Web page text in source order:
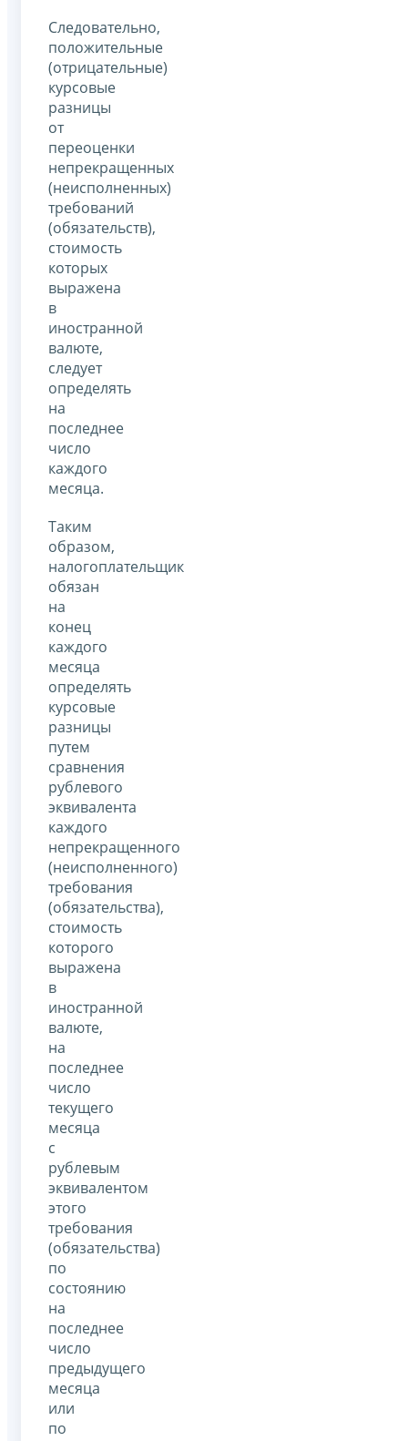
Следовательно,
положительные
(отрицательные)
курсовые
разницы
от
переоценки
непрекращенных
(неисполненных)
требований
(обязательств),
стоимость
которых
выражена
в
иностранной
валюте,
следует
определять
на
последнее
число
каждого
месяца.
Таким
образом,
налогоплательщик
обязан
на
конец
каждого
месяца
определять
курсовые
разницы
путем
сравнения
рублевого
эквивалента
каждого
непрекращенного
(неисполненного)
требования
(обязательства),
стоимость
которого
выражена
в
иностранной
валюте,
на
последнее
число
текущего
месяца
с
рублевым
эквивалентом
этого
требования
(обязательства)
по
состоянию
на
последнее
число
предыдущего
месяца
или
по